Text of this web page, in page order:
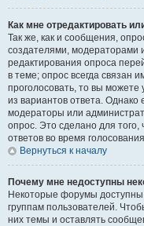
Как мне отредактировать
Так же, как и сообщения,
создателями, модераторами
редактирования опроса
в теме; опрос всегда связан
проголосовать, то вы можете
из вариантов ответа. Однако
модераторы или
опрос. Это сделано для
ответов во время
Вернуться к началу
Почему мне недоступны
Некоторые форумы
группам пользователей.
них темы и оставлять